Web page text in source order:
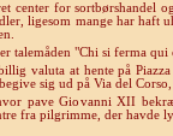
center for
ligesom mange har haft
talemåden "Chi si ferma
valuta at hente på
sig ud på Via del
pave Giovanni XII
fra pilgrimme, der havde